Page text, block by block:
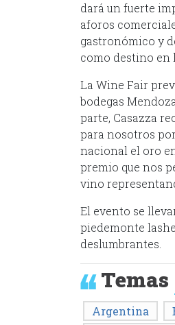
dará un fuerte
aforos
gastronómico y
como destino en
La Wine Fair
bodegas
parte, Casazza
para nosotros
nacional el oro
premio que nos
vino
El evento se
piedemonte
deslumbrantes.
Temas
Argentina